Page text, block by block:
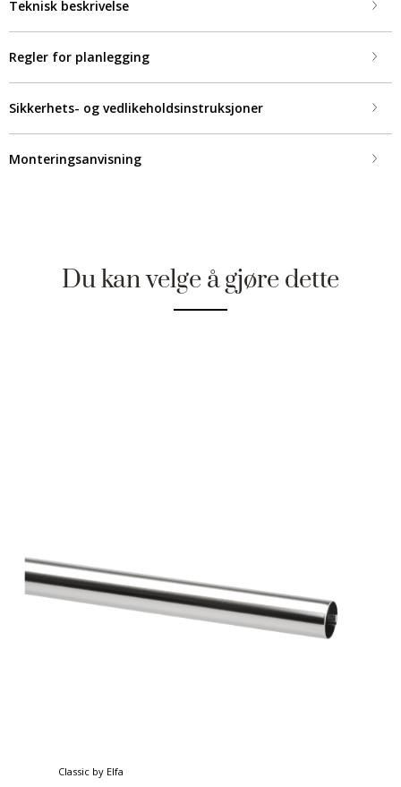
Teknisk beskrivelse
Regler for planlegging
Sikkerhets- og vedlikeholdsinstruksjoner
Monteringsanvisning
Du kan velge å gjøre dette
Classic by Elfa